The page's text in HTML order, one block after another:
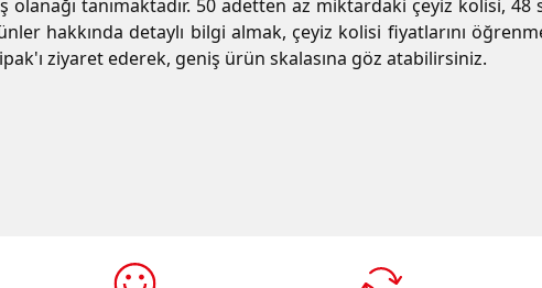
tanımaktadır. 50 adetten az miktardaki çeyiz kolisi,
hakkında detaylı bilgi almak, çeyiz kolisi fiyatlarını
ziyaret ederek, geniş ürün skalasına göz atabilirsiniz.